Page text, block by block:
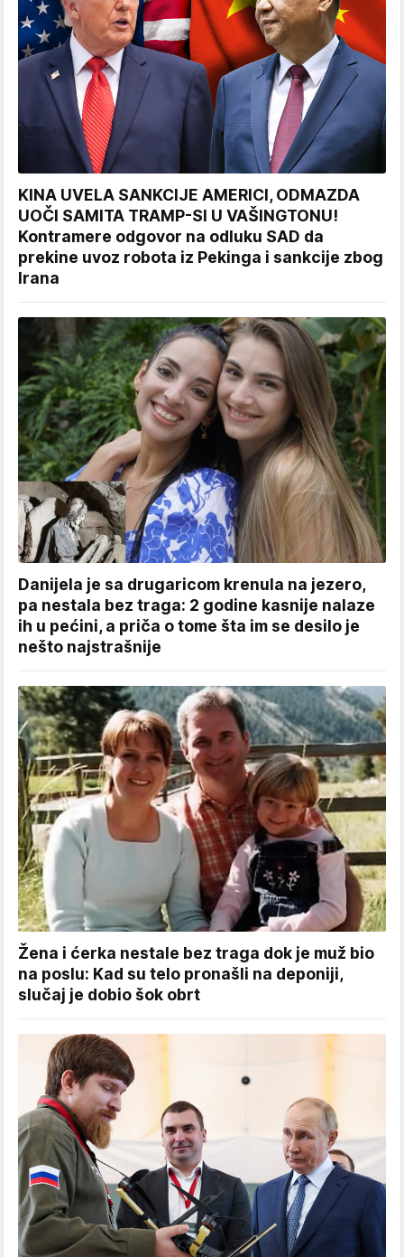
KINA UVELA SANKCIJE AMERICI, ODMAZDA
UOČI SAMITA TRAMP-SI U VAŠINGTONU!
Kontramere odgovor na odluku SAD da
prekine uvoz robota iz Pekinga i sankcije zbog
Irana
Danijela je sa drugaricom krenula na jezero,
pa nestala bez traga: 2 godine kasnije nalaze
ih u pećini, a priča o tome šta im se desilo je
nešto najstrašnije
Žena i ćerka nestale bez traga dok je muž bio
na poslu: Kad su telo pronašli na deponiji,
slučaj je dobio šok obrt